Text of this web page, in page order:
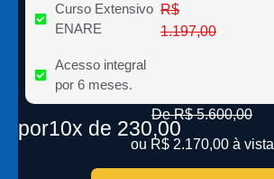
Curso Extensivo
ENARE
Acesso integral
por 6 meses.
R$
1.197,00
De R$ 5.600,00
por10x de 230,00
ou R$ 2.170,00 à vista